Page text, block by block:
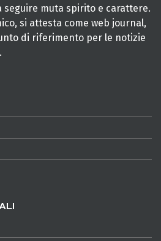
seguire muta spirito e carattere.
si attesta come web journal,
di riferimento per le notizie